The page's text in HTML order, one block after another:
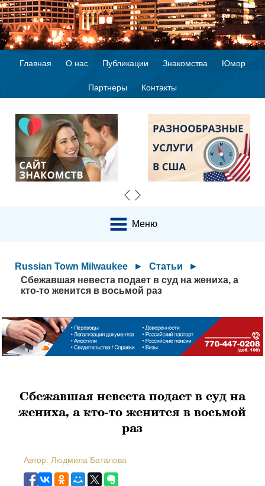
Главная О нас Публикации Знакомства Юмор
Партнеры Контакты
Меню
Russian Town Milwaukee ► Статьи
►
Сбежавшая невеста подает в суд на жениха, а
кто-то женится в восьмой раз
Сбежавшая невеста подает в суд на
жениха, а кто-то женится в восьмой
раз
Автор: Людмила Баталова